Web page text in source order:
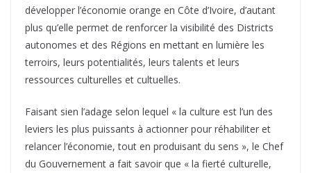
développer l’économie orange en Côte d’Ivoire, d’autant
plus qu’elle permet de renforcer la visibilité des Districts
autonomes et des Régions en mettant en lumière les
terroirs, leurs potentialités, leurs talents et leurs
ressources culturelles et cultuelles.
Faisant sien l’adage selon lequel « la culture est l’un des
leviers les plus puissants à actionner pour réhabiliter et
relancer l’économie, tout en produisant du sens », le Chef
du Gouvernement a fait savoir que « la fierté culturelle,